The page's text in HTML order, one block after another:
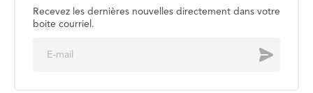
Recevez les dernières nouvelles directement dans votre
boite courriel.
Envoyer